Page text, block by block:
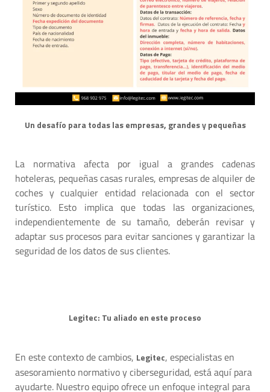
Un desafío para todas las empresas, grandes y pequeñas
La normativa afecta por igual a grandes cadenas
hoteleras, pequeñas casas rurales, empresas de alquiler de
coches y cualquier entidad relacionada con el sector
turístico. Esto implica que todas las organizaciones,
independientemente de su tamaño, deberán revisar y
adaptar sus procesos para evitar sanciones y garantizar la
seguridad de los datos de sus clientes.
Legitec: Tu aliado en este proceso
En este contexto de cambios, Legitec, especialistas en
asesoramiento normativo y ciberseguridad, está aquí para
ayudarte. Nuestro equipo ofrece un enfoque integral para